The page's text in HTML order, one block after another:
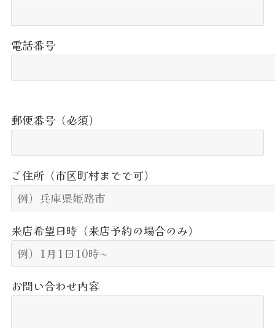
電話番号
郵便番号（必須）
ご住所（市区町村までで可）
来店希望日時（来店予約の場合のみ）
お問い合わせ内容